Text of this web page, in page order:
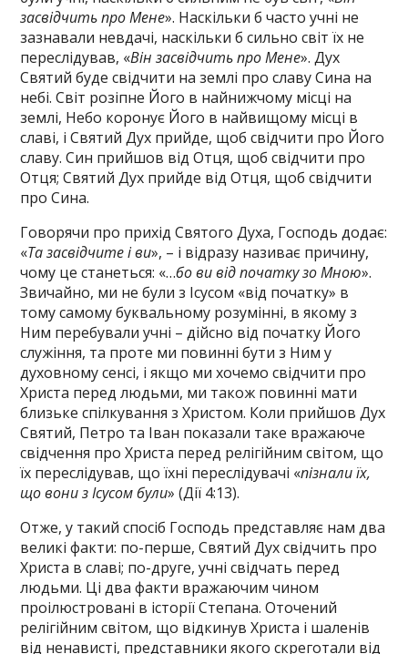
засвідчить про Мене». Наскільки б часто учні не
зазнавали невдачі, наскільки б сильно світ їх не
переслідував, «Він засвідчить про Мене». Дух
Святий буде свідчити на землі про славу Сина на
небі. Світ розіпне Його в найнижчому місці на
землі, Небо коронує Його в найвищому місці в
славі, і Святий Дух прийде, щоб свідчити про Його
славу. Син прийшов від Отця, щоб свідчити про
Отця; Святий Дух прийде від Отця, щоб свідчити
про Сина.
Говорячи про прихід Святого Духа, Господь додає:
«Та засвідчите і ви», – і відразу називає причину,
чому це станеться: «…бо ви від початку зо Мною».
Звичайно, ми не були з Ісусом «від початку» в
тому самому буквальному розумінні, в якому з
Ним перебували учні – дійсно від початку Його
служіння, та проте ми повинні бути з Ним у
духовному сенсі, і якщо ми хочемо свідчити про
Христа перед людьми, ми також повинні мати
близьке спілкування з Христом. Коли прийшов Дух
Святий, Петро та Іван показали таке вражаюче
свідчення про Христа перед релігійним світом, що
їх переслідував, що їхні переслідувачі «пізнали їх,
що вони з Ісусом були» (Дії 4:13).
Отже, у такий спосіб Господь представляє нам два
великі факти: по-перше, Святий Дух свідчить про
Христа в славі; по-друге, учні свідчать перед
людьми. Ці два факти вражаючим чином
проілюстровані в історії Степана. Оточений
релігійним світом, що відкинув Христа і шаленів
від ненависті, представники якого скреготали від